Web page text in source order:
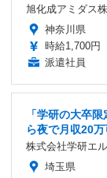
旭化成アミダス
神奈川県
時給1,700円
派遣社員
「学研の大卒
ら夜で月収20万
株式会社学研エ
埼玉県